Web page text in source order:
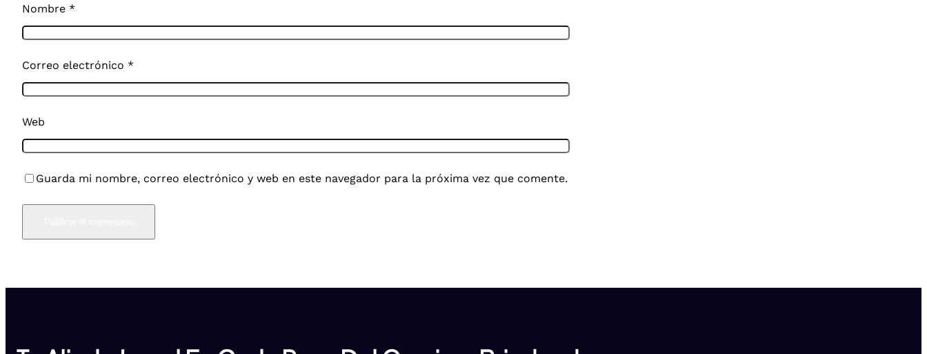
Nombre *
Correo electrónico *
Web
Guarda mi nombre, correo electrónico y web en este navegador para la próxima vez que comente.